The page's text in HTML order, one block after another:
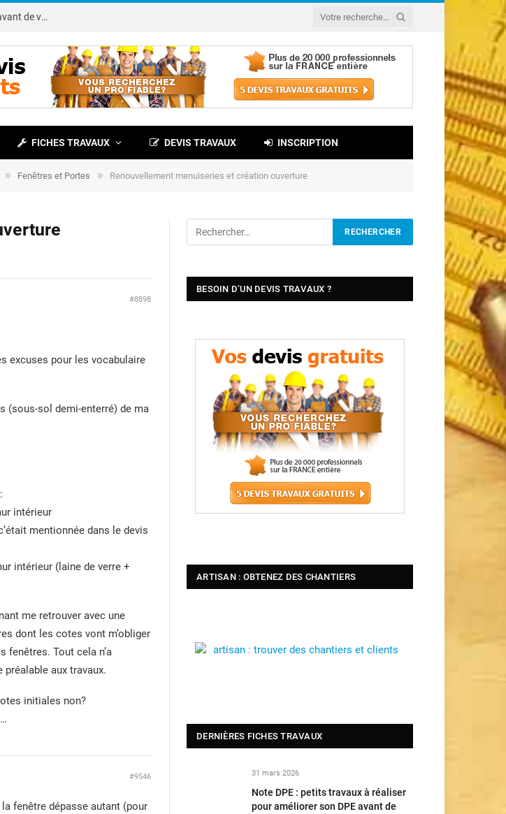
Note DPE : petits travaux à réaliser pour améliorer son DPE avant de vendre
FICHES TRAVAUX DEVIS TRAVAUX INSCRIPTION
» Fenêtres et Portes » Renouvellement menuiseries et création ouverture
#8898
excuses pour les vocabulaire
(sous-sol demi-enterré) de ma
intérieur
mentionnée dans le devis
intérieur (laine de verre +
me retrouver avec une
dont les cotes vont m’obliger
fenêtres. Tout cela n’a
aux travaux.
initiales non?
#9546
fenêtre dépasse autant (pour
BESOIN D’UN DEVIS TRAVAUX ?
ARTISAN : OBTENEZ DES CHANTIERS
DERNIÈRES FICHES TRAVAUX
31 mars 2026
Note DPE : petits travaux à réaliser
pour améliorer son DPE avant de